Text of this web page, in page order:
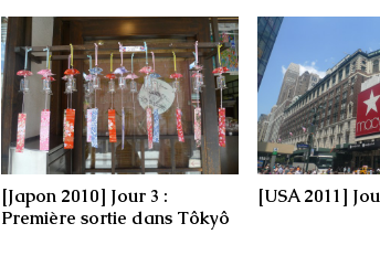
[Japon 2010] Jour 3 :
Première sortie dans Tôkyô
[USA 2011]